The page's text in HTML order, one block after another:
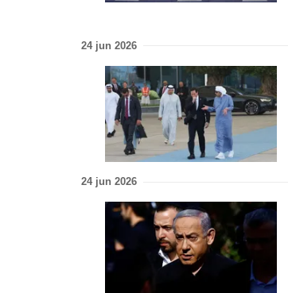
24 jun 2026
24 jun 2026